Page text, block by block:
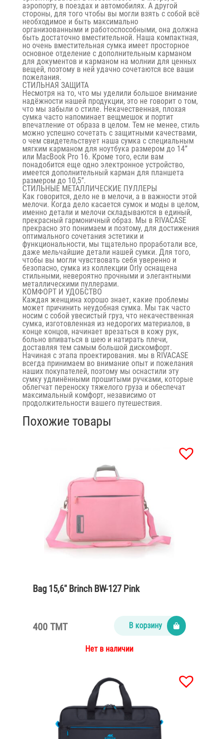
аэропорту, в поездах и автомобилях. А другой
стороны, для того чтобы вы могли взять с собой всё
необходимое и быть максимально
организованными и работоспособными, она должна
быть достаточно вместительной. Наша компактная,
но очень вместительная сумка имеет просторное
основное отделение с дополнительным карманом
для документов и карманом на молнии для ценных
вещей, поэтому в ней удачно сочетаются все ваши
пожелания.
СТИЛЬНАЯ ЗАЩИТА
Несмотря на то, что мы уделили большое внимание
надёжности нашей продукции, это не говорит о том,
что мы забыли о стиле. Некачественная, плохая
сумка часто напоминает вещмешок и портит
впечатление от образа в целом. Тем не менее, стиль
можно успешно сочетать с защитными качествами,
о чем свидетельствует наша сумка с специальным
мягким карманом для ноутбука размером до 14”
или MacBook Pro 16. Кроме того, если вам
понадобится еще одно электронное устройство,
имеется дополнительный карман для планшета
размером до 10,5”.
СТИЛЬНЫЕ МЕТАЛЛИЧЕСКИЕ ПУЛЛЕРЫ
Как говорится, дело не в мелочи, а в важности этой
мелочи. Когда дело касается сумок и моды в целом,
именно детали и мелочи складываются в единый,
прекрасный гармоничный образ. Мы в RIVACASE
прекрасно это понимаем и поэтому, для достижения
оптимального сочетания эстетики и
функциональности, мы тщательно проработали все,
даже мельчайшие детали нашей сумки. Для того,
чтобы вы могли чувствовать себя уверенно и
безопасно, сумка из коллекции Orly оснащена
стильными, невероятно прочными и элегантными
металлическими пуллерами.
КОМФОРТ И УДОБСТВО
Каждая женщина хорошо знает, какие проблемы
может причинить неудобная сумка. Мы так часто
носим с собой увесистый груз, что некачественная
сумка, изготовленная из недорогих материалов, в
конце концов, начинает врезаться в кожу рук,
больно впиваться в шею и натирать плечи,
доставляя тем самым большой дискомфорт.
Начиная с этапа проектирования. мы в RIVACASE
всегда принимаем во внимание опыт и пожелания
наших покупателей, поэтому мы оснастили эту
сумку удлинёнными прошитыми ручками, которые
облегчат переноску тяжелого груза и обеспечат
максимальный комфорт, независимо от
продолжительности вашего путешествия.
Похожие товары
Bag 15,6″ Brinch BW-127 Pink
400 TMT В корзину
Нет в наличии